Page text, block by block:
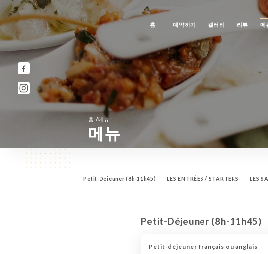
홈 예약하기 갤러리 리뷰 메
홈 /메뉴
메뉴
Petit-Déjeuner (8h-11h45) LES ENTRÉES / STARTERS LES
LES BOISSONS FRAÎCHES / SOFT DRINKS LES APÉRITIFS
CHAMPAGNES
Petit-Déjeuner (8h-11h45)
Petit-déjeuner français ou anglais